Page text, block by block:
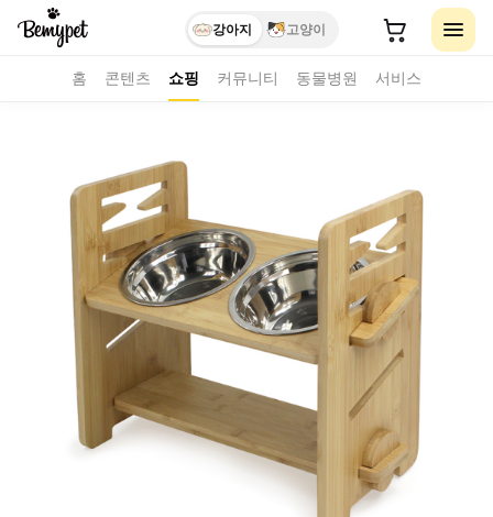
강아지 고양이
홈 콘텐츠 쇼핑 커뮤니티 동물병원 서비스